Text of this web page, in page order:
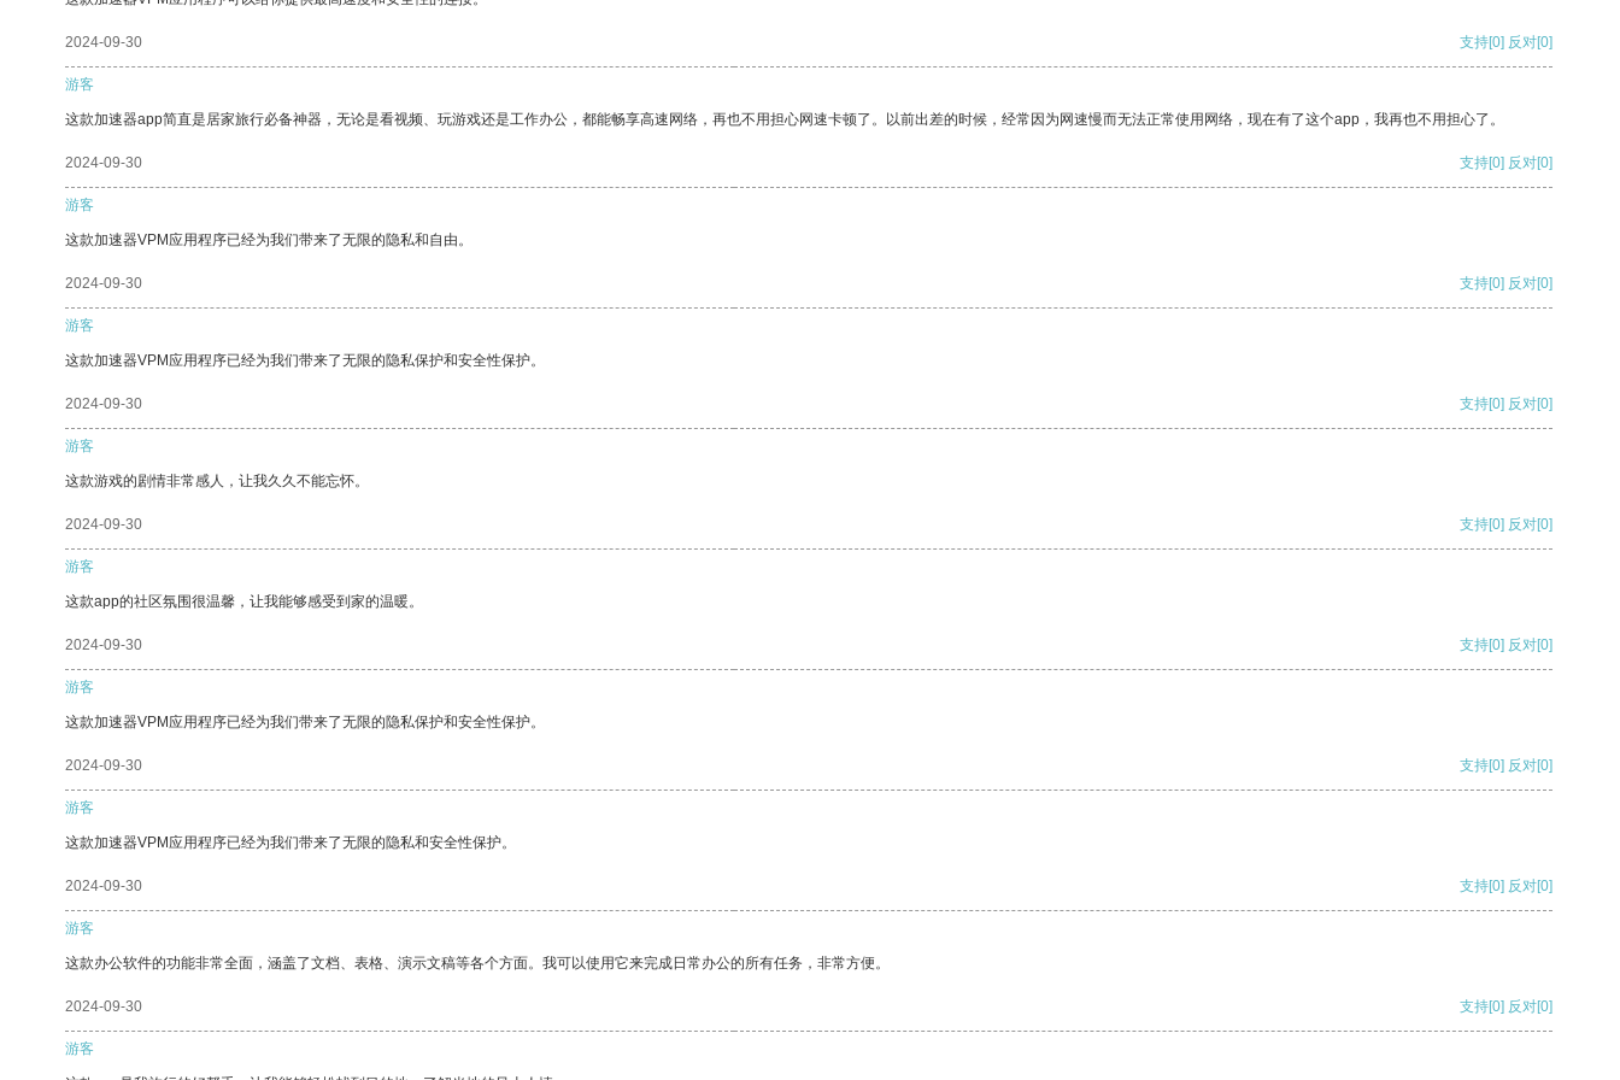
2024-09-30 支持[0] 反对[0]
游客
这款加速器app简直是居家旅行必备神器，无论是看视频、玩游戏还是工作办公，都能畅享高速网络，再也不用担心网速卡顿了。以前出差的时候，经常因为网速慢而无法正常使用网络，现在有了这个app，我再也不用担心了。
2024-09-30 支持[0] 反对[0]
游客
这款加速器VPM应用程序已经为我们带来了无限的隐私和自由。
2024-09-30 支持[0] 反对[0]
游客
这款加速器VPM应用程序已经为我们带来了无限的隐私保护和安全性保护。
2024-09-30 支持[0] 反对[0]
游客
这款游戏的剧情非常感人，让我久久不能忘怀。
2024-09-30 支持[0] 反对[0]
游客
这款app的社区氛围很温馨，让我能够感受到家的温暖。
2024-09-30 支持[0] 反对[0]
游客
这款加速器VPM应用程序已经为我们带来了无限的隐私保护和安全性保护。
2024-09-30 支持[0] 反对[0]
游客
这款加速器VPM应用程序已经为我们带来了无限的隐私和安全性保护。
2024-09-30 支持[0] 反对[0]
游客
这款办公软件的功能非常全面，涵盖了文档、表格、演示文稿等各个方面。我可以使用它来完成日常办公的所有任务，非常方便。
2024-09-30 支持[0] 反对[0]
游客